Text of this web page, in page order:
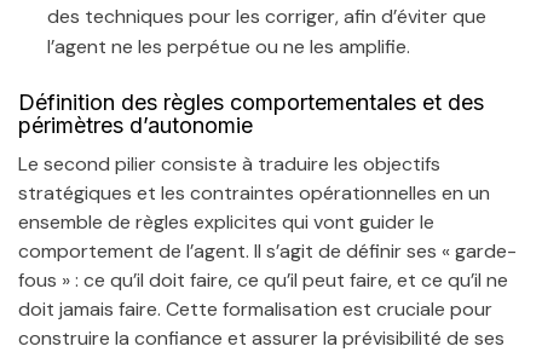
des techniques pour les corriger, afin d’éviter que
l’agent ne les perpétue ou ne les amplifie.
Définition des règles comportementales et des
périmètres d’autonomie
Le second pilier consiste à traduire les objectifs
stratégiques et les contraintes opérationnelles en un
ensemble de règles explicites qui vont guider le
comportement de l’agent. Il s’agit de définir ses « garde-
fous » : ce qu’il doit faire, ce qu’il peut faire, et ce qu’il ne
doit jamais faire. Cette formalisation est cruciale pour
construire la confiance et assurer la prévisibilité de ses